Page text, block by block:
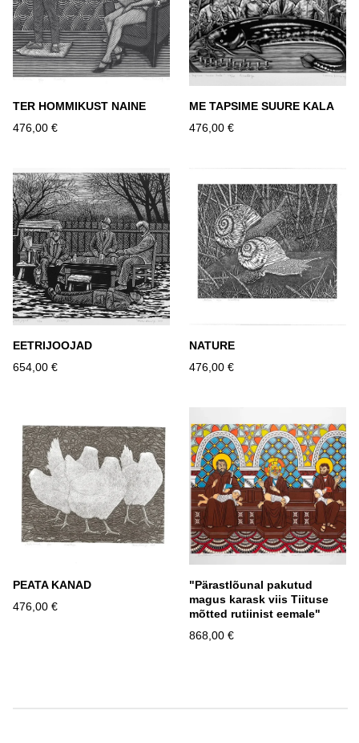
TER HOMMIKUST NAINE
476,00 €
ME TAPSIME SUURE KALA
476,00 €
EETRIJOOJAD
654,00 €
NATURE
476,00 €
PEATA KANAD
476,00 €
"Pärastlõunal pakutud
magus karask viis Tiituse
mõtted rutiinist eemale"
868,00 €